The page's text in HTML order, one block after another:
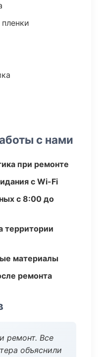
с нами
при ремонте
с Wi-Fi
с 8:00 до
территории
материалы
ремонта
ремонт. Все
объяснили